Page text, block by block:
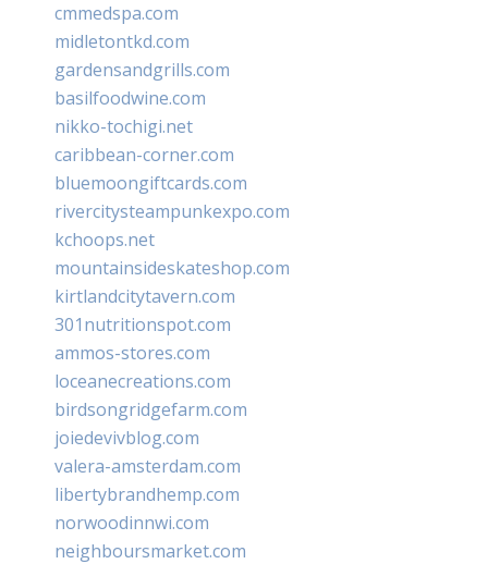
cmmedspa.com
midletontkd.com
gardensandgrills.com
basilfoodwine.com
nikko-tochigi.net
caribbean-corner.com
bluemoongiftcards.com
rivercitysteampunkexpo.com
kchoops.net
mountainsideskateshop.com
kirtlandcitytavern.com
301nutritionspot.com
ammos-stores.com
loceanecreations.com
birdsongridgefarm.com
joiedevivblog.com
valera-amsterdam.com
libertybrandhemp.com
norwoodinnwi.com
neighboursmarket.com